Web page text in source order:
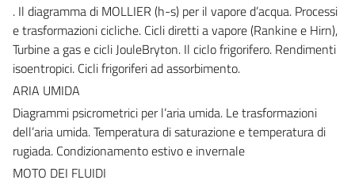
. Il diagramma di MOLLIER (h-s) per il vapore d’acqua. Processi
e trasformazioni cicliche. Cicli diretti a vapore (Rankine e Hirn),
Turbine a gas e cicli JouleBryton. Il ciclo frigorifero. Rendimenti
isoentropici. Cicli frigoriferi ad assorbimento.
ARIA UMIDA
Diagrammi psicrometrici per l’aria umida. Le trasformazioni
dell’aria umida. Temperatura di saturazione e temperatura di
rugiada. Condizionamento estivo e invernale
MOTO DEI FLUIDI